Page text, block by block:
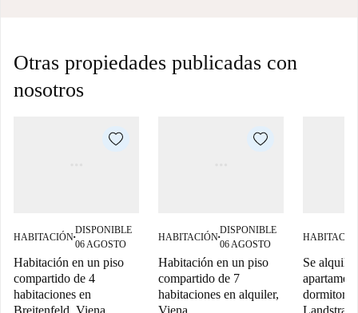
Otras propiedades publicadas con
nosotros
HABITACIÓN■
DISPONIBLE
06 AGOSTO
Habitación en un piso
compartido de 4
habitaciones en
Breitenfeld, Viena.
HABITACIÓN■
DISPONIBLE
06 AGOSTO
Habitación en un piso
compartido de 7
habitaciones en alquiler,
Viena
Se alquila